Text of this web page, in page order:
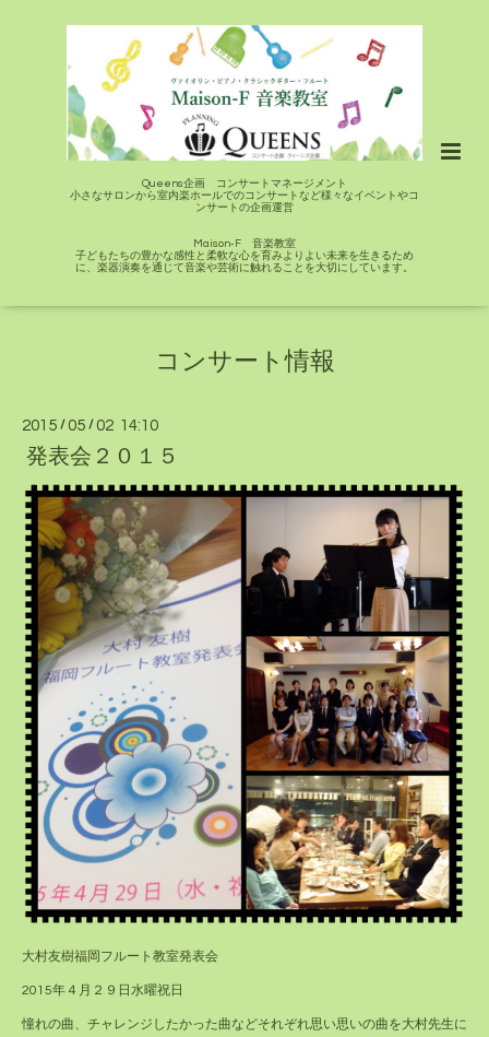
Queens企画 コンサートマネージメント
小さなサロンから室内楽ホールでのコンサートなど様々なイベントやコ
ンサートの企画運営
Maison-F 音楽教室
子どもたちの豊かな感性と柔軟な心を育みよりよい未来を生きるため
に、楽器演奏を通じて音楽や芸術に触れることを大切にしています。
コンサート情報
2015 / 05 / 02 14:10
発表会２０１５
大村友樹福岡フルート教室発表会
2015年４月２９日水曜祝日
憧れの曲、チャレンジしたかった曲などそれぞれ思い思いの曲を大村先生に